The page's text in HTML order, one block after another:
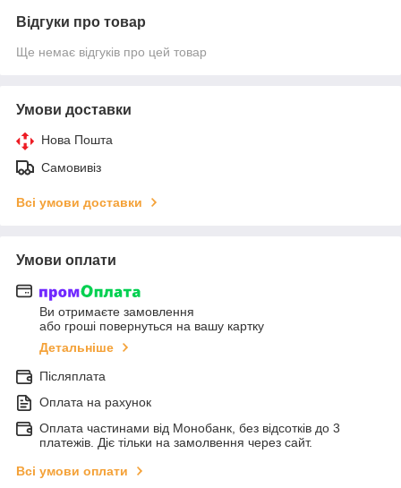
Відгуки про товар
Ще немає відгуків про цей товар
Умови доставки
Нова Пошта
Самовивіз
Всі умови доставки
Умови оплати
Ви отримаєте замовлення
або гроші повернуться на вашу картку
Детальніше
Післяплата
Оплата на рахунок
Оплата частинами від Монобанк, без відсотків до 3
платежів. Діє тільки на замолвення через сайт.
Всі умови оплати